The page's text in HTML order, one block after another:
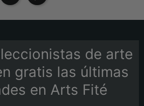
de arte
gratis las últimas
en Arts Fité